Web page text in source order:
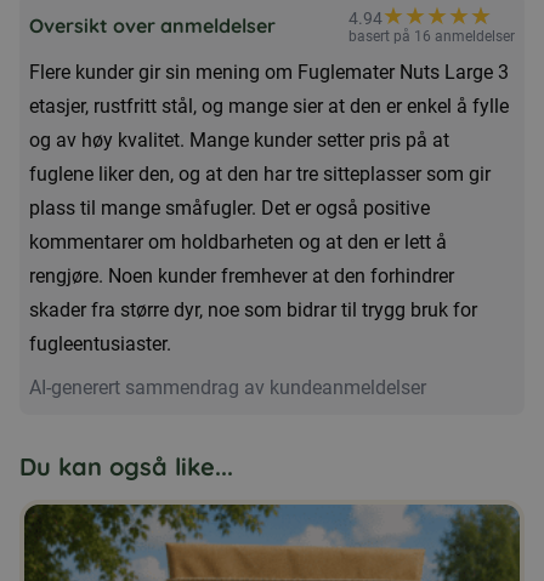
etasjer,
rustfritt
antall
Oversikt over anmeldelser 4.94★★★★★
★
basert på 16 anmeldelser
Flere kunder gir sin mening om Fuglemater Nuts Large 3
etasjer, rustfritt stål, og mange sier at den er enkel å fylle
og av høy kvalitet. Mange kunder setter pris på at
fuglene liker den, og at den har tre sitteplasser som gir
plass til mange småfugler. Det er også positive
kommentarer om holdbarheten og at den er lett å
rengjøre. Noen kunder fremhever at den forhindrer
skader fra større dyr, noe som bidrar til trygg bruk for
fugleentusiaster.
AI-generert sammendrag av kundeanmeldelser
Du kan også like...